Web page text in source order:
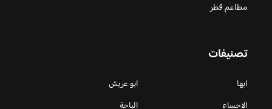
مطاعم قطر
تصنيفات
ابها
ابو عريش
الاحساء
الباحة